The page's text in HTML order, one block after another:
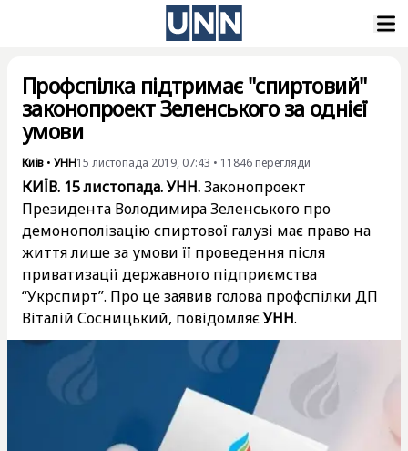
Профспілка підтримає "спиртовий"
законопроект Зеленського за однієї
умови
Київ • УНН15 листопада 2019, 07:43 • 11846 перегляди
КИЇВ. 15 листопада. УНН.Законопроект
Президента Володимира Зеленського про
демонополізацію спиртової галузі має право на
життя лише за умови її проведення після
приватизації державного підприємства
“Укрспирт”. Про це заявив голова профспілки ДП
Віталій Сосницький, повідомляєУНН.